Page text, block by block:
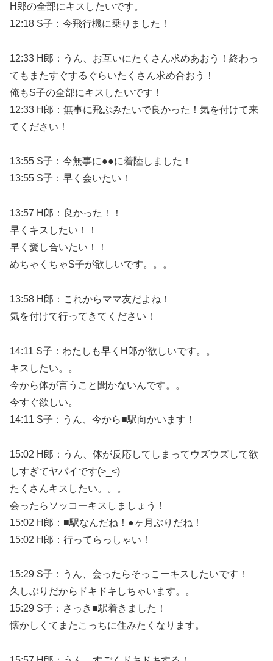
H郎の全部にキスしたいです。
12:18 S子：今飛行機に乗りました！
12:33 H郎：うん、お互いにたくさん求めあおう！終わっ
てもまたすぐするぐらいたくさん求め合おう！
俺もS子の全部にキスしたいです！
12:33 H郎：無事に飛ぶみたいで良かった！気を付けて来
てください！
13:55 S子：今無事に●●に着陸しました！
13:55 S子：早く会いたい！
13:57 H郎：良かった！！
早くキスしたい！！
早く愛し合いたい！！
めちゃくちゃS子が欲しいです。。。
13:58 H郎：これからママ友だよね！
気を付けて行ってきてください！
14:11 S子：わたしも早くH郎が欲しいです。。
キスしたい。。
今から体が言うこと聞かないんです。。
今すぐ欲しい。
14:11 S子：うん、今から■駅向かいます！
15:02 H郎：うん、体が反応してしまってウズウズして欲
しすぎてヤバイです(>_<)
たくさんキスしたい。。。
会ったらソッコーキスしましょう！
15:02 H郎：■駅なんだね！●ヶ月ぶりだね！
15:02 H郎：行ってらっしゃい！
15:29 S子：うん、会ったらそっこーキスしたいです！
久しぶりだからドキドキしちゃいます。。
15:29 S子：さっき■駅着きました！
懐かしくてまたこっちに住みたくなります。